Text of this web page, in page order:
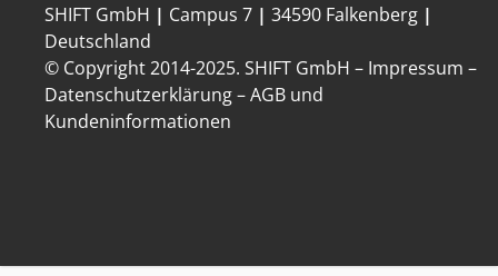
SHIFT GmbH | Campus 7 | 34590 Falkenberg |
Deutschland
© Copyright 2014-2025. SHIFT GmbH – Impressum –
Datenschutzerklärung–AGB und
Kundeninformationen